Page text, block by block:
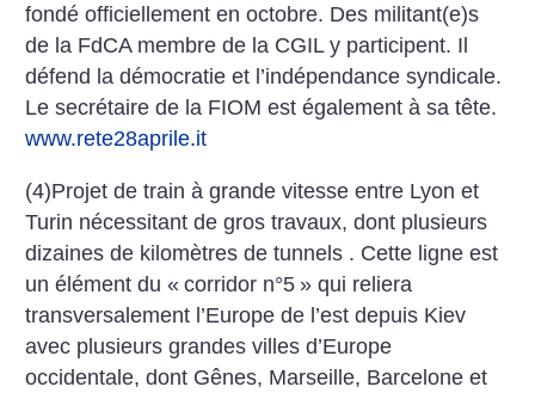
fondé officiellement en octobre. Des militant(e)s
de la FdCA membre de la CGIL y participent. Il
défend la démocratie et l’indépendance syndicale.
Le secrétaire de la FIOM est également à sa tête.
www.rete28aprile.it
(4)Projet de train à grande vitesse entre Lyon et
Turin nécessitant de gros travaux, dont plusieurs
dizaines de kilomètres de tunnels . Cette ligne est
un élément du « corridor n°5 » qui reliera
transversalement l’Europe de l’est depuis Kiev
avec plusieurs grandes villes d’Europe
occidentale, dont Gênes, Marseille, Barcelone et